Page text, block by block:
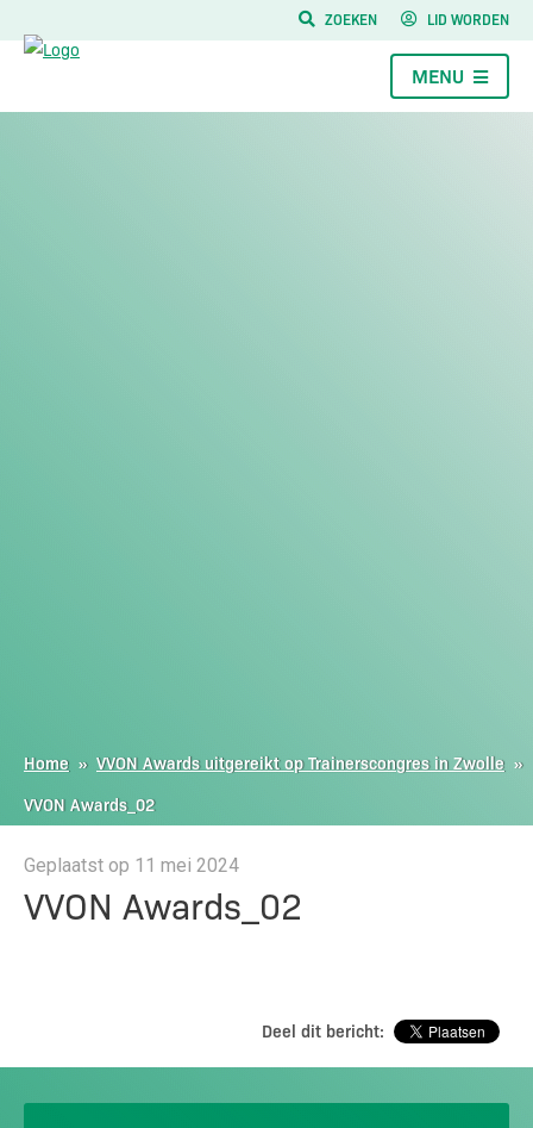
ZOEKEN LID WORDEN
MENU
Home » VVON Awards uitgereikt op Trainerscongres in Zwolle »
VVON Awards_02
Geplaatst op 11 mei 2024
VVON Awards_02
Deel dit bericht: